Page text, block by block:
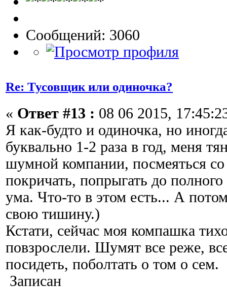
Сообщений: 3060
Re: Тусовщик или одиночка?
« Ответ #13 : 08 06 2015,
Я как-будто и одиночка, но
буквально 1-2 раза в год, меня
шумной компании, посмеяться
покричать, попрыгать до
ума. Что-то в этом есть... А
свою тишину.)
Кстати, сейчас моя компашка
повзрослели. Шумят все реже,
посидеть, поболтать о том о сем.
Записан